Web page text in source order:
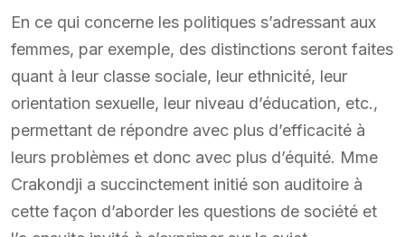
En ce qui concerne les politiques s’adressant aux
femmes, par exemple, des distinctions seront faites
quant à leur classe sociale, leur ethnicité, leur
orientation sexuelle, leur niveau d’éducation, etc.,
permettant de répondre avec plus d’efficacité à
leurs problèmes et donc avec plus d’équité. Mme
Crakondji a succinctement initié son auditoire à
cette façon d’aborder les questions de société et